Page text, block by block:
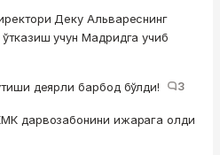
Деку Альвареснинг
учун Мадридга учиб
деярли барбод бўлди! 3
дарвозабонини ижарага олди